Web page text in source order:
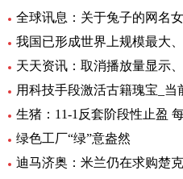
全球讯息：关于兔子的网名女
用科技手段激活古籍瑰宝_当
生猪：11-1反套阶段性止盈
绿色工厂“绿”意盎然